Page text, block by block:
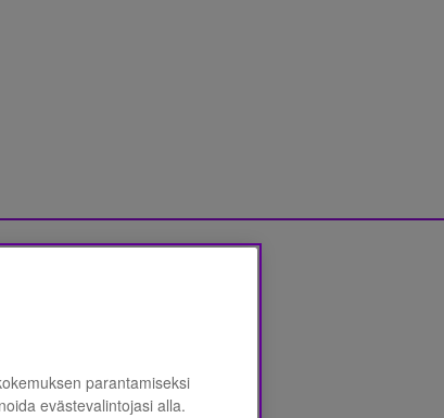
parantamiseksi
evästevalintojasi alla.